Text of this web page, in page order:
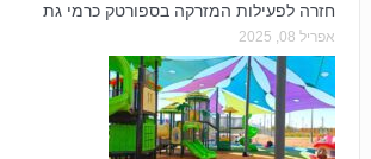
חזרה לפעילות המזרקה בספורטק כרמי גת
אפריל 08, 2025